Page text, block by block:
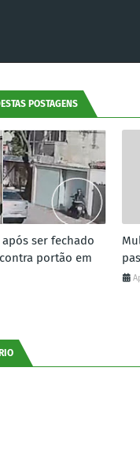
POSTAGENS
ser fechado
portão em